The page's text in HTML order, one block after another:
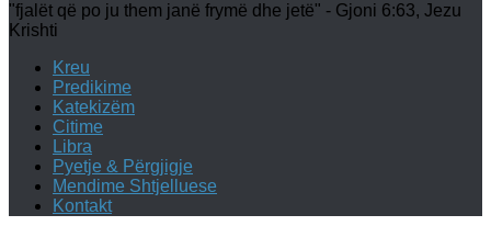
"fjalët që po ju them janë frymë dhe jetë" - Gjoni 6:63, Jezu
Krishti
Kreu
Predikime
Katekizëm
Citime
Libra
Pyetje & Përgjigje
Mendime Shtjelluese
Kontakt